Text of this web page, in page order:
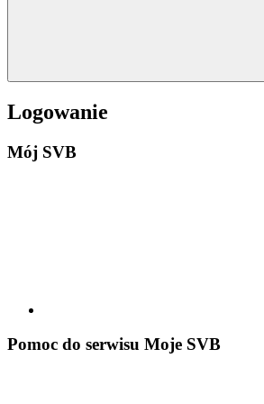
Logowanie
Mój SVB
Pomoc do serwisu Moje SVB